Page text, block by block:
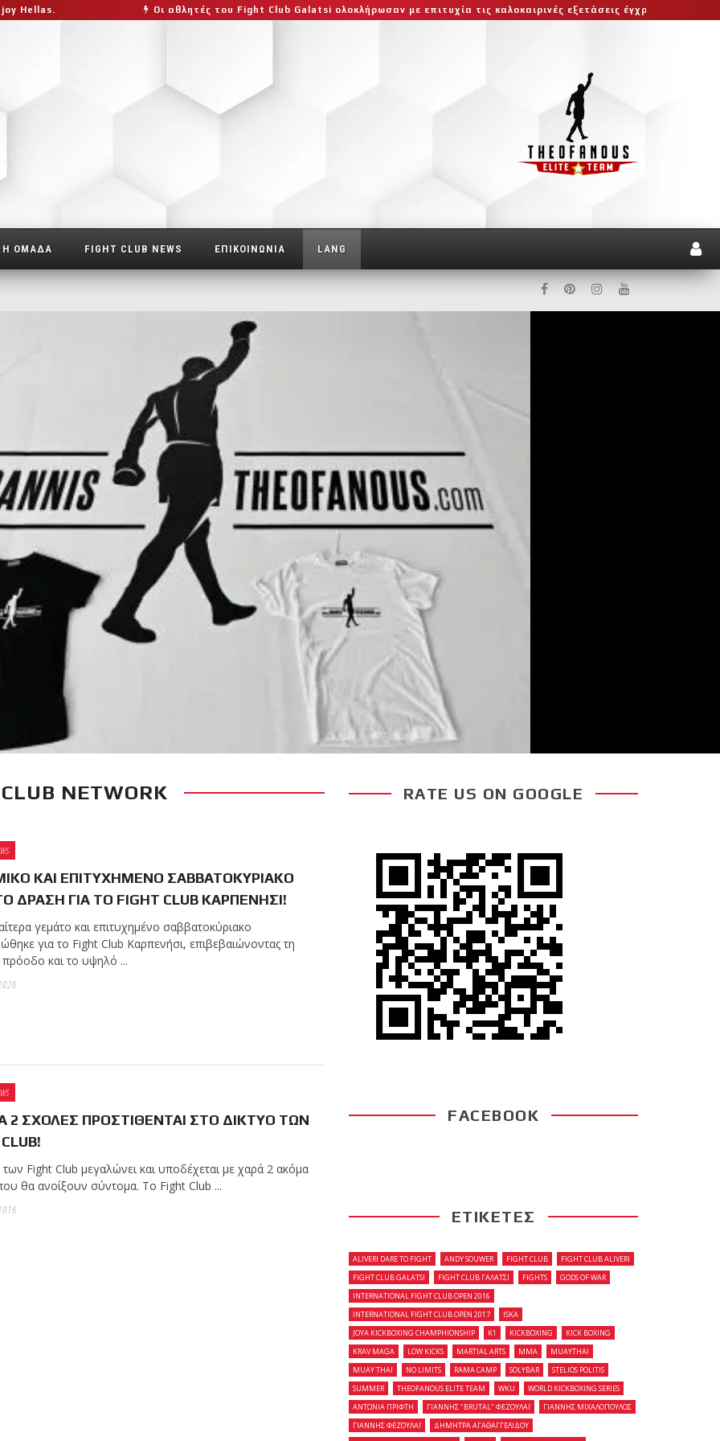
Οι αθλητές του Fight Club Galatsi ολοκλήρωσαν με επιτυχία τις καλοκαιρινές εξετάσεις έγχρωμων ζωνών!
Η ΟΜΑΔΑ FIGHT CLUB NEWS ΕΠΙΚΟΙΝΩΝΙΑ LANG
RECENT POSTS
Sejoy Hellas.
Club Galatsi
τις καλοκαιρινές
ζωνών!
το
Μόνο για 10
Ιουλίου
NETWORK
ΚΑΙ ΕΠΙΤΥΧΗΜΕΝΟ ΣΑΒΒΑΤΟΚΥΡΙΑΚΟ
ΔΡΑΣΗ ΓΙΑ ΤΟ FIGHT CLUB ΚΑΡΠΕΝΗΣΙ!
γεμάτο και επιτυχημένο σαββατοκύριακο
για το Fight Club Καρπενήσι, επιβεβαιώνοντας τη
και το υψηλό ...
2 ΣΧΟΛΕΣ ΠΡΟΣΤΙΘΕΝΤΑΙ ΣΤΟ ΔΙΚΤΥΟ ΤΩΝ
Fight Club μεγαλώνει και υποδέχεται με χαρά 2 ακόμα
θα ανοίξουν σύντομα. Το Fight Club ...
RATE US ON GOOGLE
FACEBOOK
ΕΤΙΚΕΤΕΣ
ALIVERI DARE TO FIGHT ANDY SOUWER FIGHT CLUB
FIGHT CLUB ALIVERI
FIGHT CLUB GALATSI
FIGHT CLUB ΓΑΛΑΤΣΙ FIGHTS
GODS OF WAR
INTERNATIONAL FIGHT CLUB OPEN 2016
INTERNATIONAL FIGHT CLUB OPEN 2017
ISKA
JOYA KICKBOXING CHAMPHIONSHIP
K1 KICKBOXING
KICK BOXING
KRAV MAGA
LOW KICKS MARTIAL ARTS MMA
MUAYTHAI
MUAY THAI
NO LIMITS RAMA CAMP SOLYBAR
STELIOS POLITIS
SUMMER
THEOFANOUS ELITE TEAM WKU
WORLD KICKBOXING SERIES
ΑΝΤΩΝΙΑ ΠΡΙΦΤΗ
ΓΙΑΝΝΗΣ "BRUTAL" ΦΕΖΟΥΛΑΪ
ΓΙΑΝΝΗΣ ΜΙΧΑΛΟΠΟΥΛΟΣ
ΓΙΑΝΝΗΣ ΦΕΖΟΥΛΑΪ
ΔΗΜΗΤΡΑ ΑΓΑΘΑΓΓΕΛΙΔΟΥ